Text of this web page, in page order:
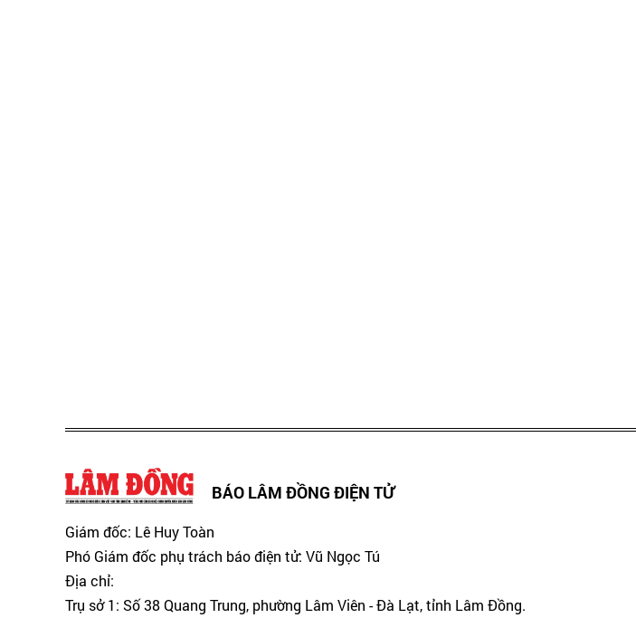
BÁO LÂM ĐỒNG ĐIỆN TỬ
Giám đốc: Lê Huy Toàn
Phó Giám đốc phụ trách báo điện tử: Vũ Ngọc Tú
Địa chỉ:
Trụ sở 1: Số 38 Quang Trung, phường Lâm Viên - Đà Lạt, tỉnh Lâm Đồng.